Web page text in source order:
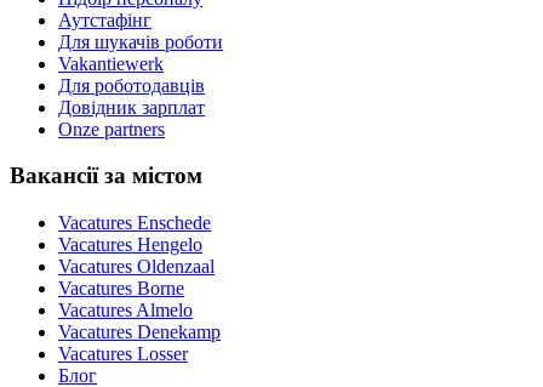
Аутстафінг
Для шукачів роботи
Vakantiewerk
Для роботодавців
Довідник зарплат
Onze partners
Вакансії за містом
Vacatures Enschede
Vacatures Hengelo
Vacatures Oldenzaal
Vacatures Borne
Vacatures Almelo
Vacatures Denekamp
Vacatures Losser
Блог